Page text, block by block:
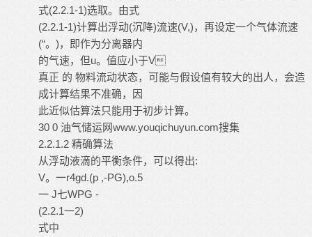
式(2.2.1-1)选取。由式
(2.2.1-1)计算出浮动(沉降)流速(V,)，再设定一个气体流速
(“。)，即作为分离器内
的气速，但u。值应小于V
真正 的 物料流动状态，可能与假设值有较大的出人，会造
成计算结果不准确，因
此近似估算法只能用于初步计算。
30 0 油气储运网www.youqichuyun.com搜集
2.2.1.2 精确算法
从浮动液滴的平衡条件，可以得出:
V。一r4gd.(p ,-PG),o.5
一 J七WPG -
(2.2.1一2)
式中